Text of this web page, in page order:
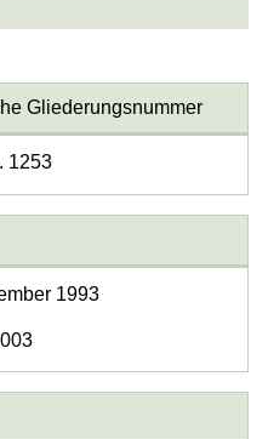
Gliederungsnummer
1253
1993